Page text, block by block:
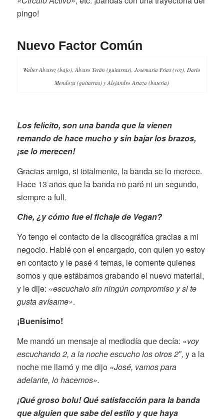
pingo!
Nuevo Factor Común
Walter Alvarez (bajo), Álvaro Terán (guitarras), Josemaria Frias (voz), Darío
Mendoza (guitarras) y Alejandro Artaza (batería)
Los felicito, son una banda que la vienen
remando de hace mucho y sin bajar los brazos,
¡se lo merecen!
Gracias amigo, si totalmente, la banda se lo merece.
Hace 13 años que la banda no paró ni un segundo,
siempre a full.
Che, ¿y cómo fue el fichaje de Vegan?
Yo tengo el contacto de la discográfica gracias a mi
negocio. Hablé con el encargado, con quien yo estoy
en contacto y le pasé 4 temas, le comente quienes
somos y que estábamos grabando el nuevo material,
y le dije: «escuchalo sin ningún compromiso y si te
gusta avísame».
¡Buenísimo!
Me mandó un mensaje al mediodía que decía: «voy
escuchando 2, a la noche escucho los otros 2″, y a la
noche me llamó y me dijo «José, vamos para
adelante, lo hacemos».
¡Qué groso bolu! Qué satisfacción para la banda
que alguien que sabe del estilo y que haya